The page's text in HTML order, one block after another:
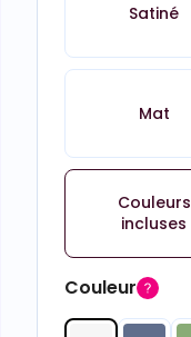
Satiné
Mat
Couleurs
incluses
Couleur